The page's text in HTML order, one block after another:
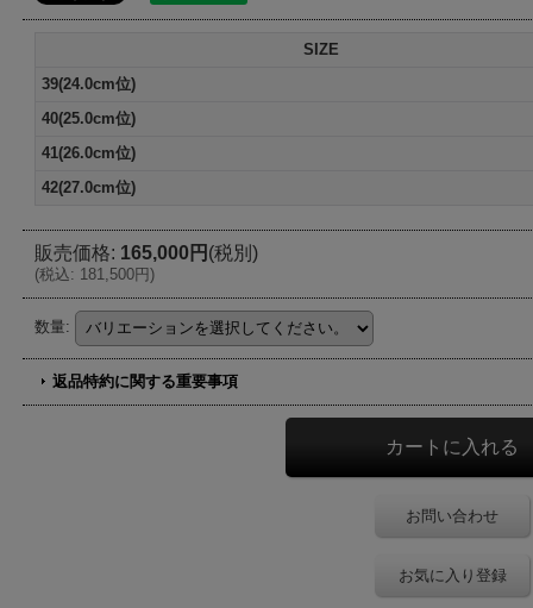
SIZE
39(24.0cm位)
40(25.0cm位)
41(26.0cm位)
42(27.0cm位)
販売価格: 165,000円 (税別)
(税込: 181,500円)
数量:
返品特約に関する重要事項
お問い合わせ
お気に入り登録